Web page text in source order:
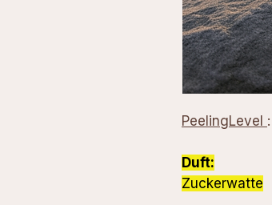
PeelingLevel
Duft:
Zuckerwatte